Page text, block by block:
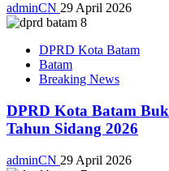
adminCN 29 April 2026
DPRD Kota Batam
Batam
Breaking News
DPRD Kota Batam
Tahun Sidang 2026
adminCN 29 April 2026